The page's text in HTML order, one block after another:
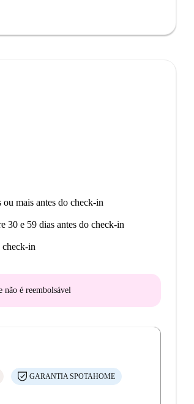
ou mais antes do check-in
30 e 59 dias antes do check-in
check-in
não é reembolsável
GARANTIA SPOTAHOME